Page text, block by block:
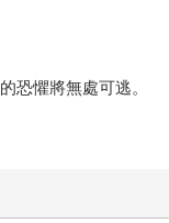
恐懼將無處可逃。